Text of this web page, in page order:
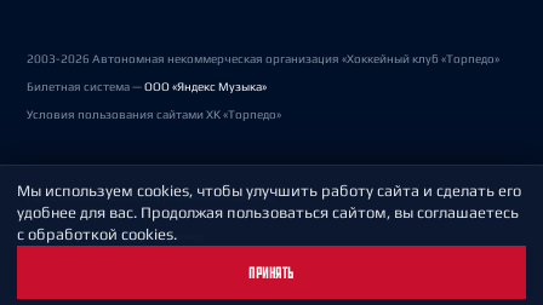
2003-2026 Автономная некоммерческая организация «Хоккейный клуб «Торпедо»
Билетная система —ООО «Яндекс Музыка»
Условия пользования сайтами ХК «Торпедо»
Политика обработки персональных данных
Пользовательское соглашение
Мы используем cookies, чтобы улучшить работу сайта и сделать его
удобнее для вас. Продолжая пользоваться сайтом, вы соглашаетесь
с обработкой cookies.
ПРИНЯТЬ